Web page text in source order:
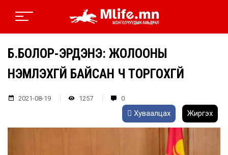
Б.БОЛОР-ЭРДЭНЭ: ЖОЛООНЫ
ҮНЭМЛЭХГҮЙ БАЙСАН Ч ТОРГОХГҮЙ
2021-08-19 1257 0
Хуваалцах Жиргэх